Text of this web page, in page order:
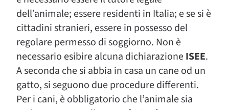
dell’animale; essere residenti in Italia; e se si è
cittadini stranieri, essere in possesso del
regolare permesso di soggiorno. Non è
necessario esibire alcuna dichiarazioneISEE.
A seconda che si abbia in casa un cane od un
gatto, si seguono due procedure differenti.
Per i cani, è obbligatorio che l’animale sia